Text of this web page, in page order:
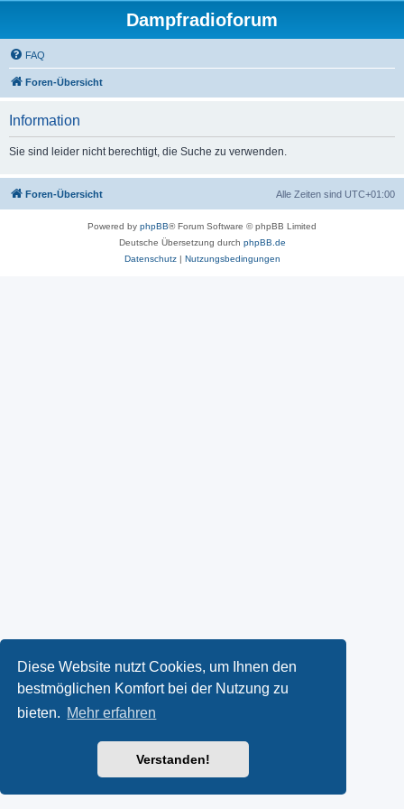
Diese Website nutzt Cookies, um Ihnen den
bestmöglichen Komfort bei der Nutzung zu
bieten. Mehr erfahren
Verstanden!
Dampfradioforum
FAQ
Foren-Übersicht
Information
Sie sind leider nicht berechtigt, die Suche zu verwenden.
Foren-Übersicht Alle Zeiten sind UTC+01:00
Powered by phpBB® Forum Software © phpBB Limited
Deutsche Übersetzung durch phpBB.de
Datenschutz| Nutzungsbedingungen